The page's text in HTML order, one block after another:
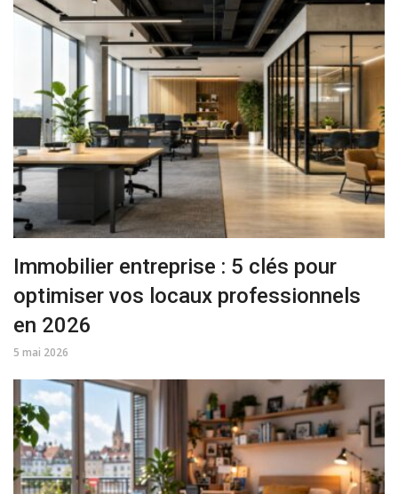
Immobilier entreprise : 5 clés pour
optimiser vos locaux professionnels
en 2026
5 mai 2026